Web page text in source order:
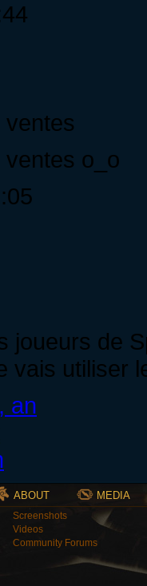
o_o
joueurs de
vais utiliser
ABOUT MEDIA
Screenshots
Videos
Community Forums